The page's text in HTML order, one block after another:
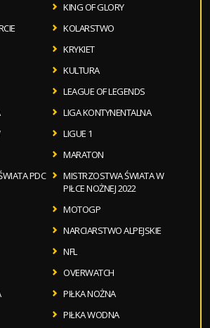
KING OF GLORY
KOLARSTWO
KRYKIET
KULTURA
LEAGUE OF LEGENDS
LIGA KONTYNENTALNA
LIGUE 1
MARATON
PDC
MISTRZOSTWA ŚWIATA W
PIŁCE NOŻNEJ 2022
MOTOGP
NARCIARSTWO ALPEJSKIE
NFL
OVERWATCH
PIŁKA NOŻNA
PIŁKA WODNA